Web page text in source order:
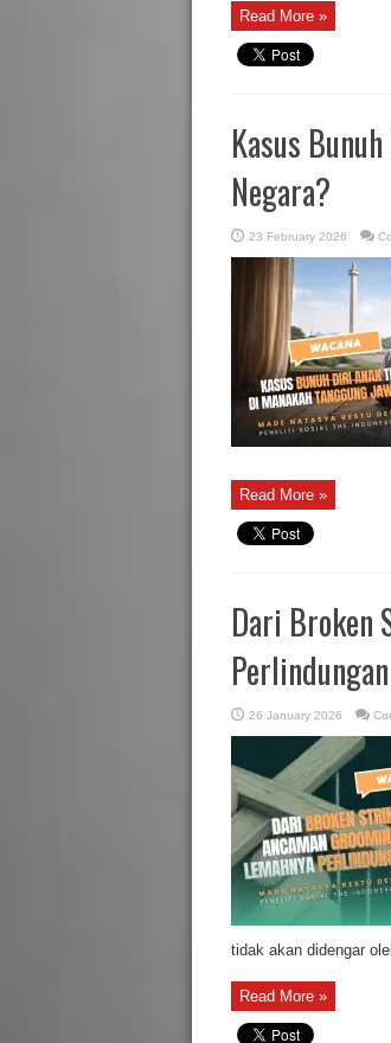
Read More »
Kasus
Negara?
23 February 2026
Read More »
Dari Broken
26 January 2026
tidak akan didengar
Read More »